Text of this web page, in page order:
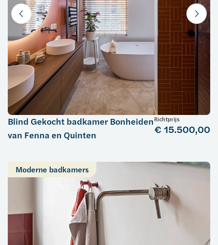
Blind Gekocht badkamer Bonheiden
van Fenna en Quinten
Richtprijs
€ 15.500,00
Moderne badkamers